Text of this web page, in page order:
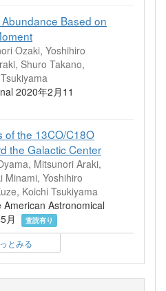
Based on
Ozaki, Yoshihiro
Shuro Takano,
2020年2月11
of the 13CO/C18O
the Galactic Center
Mitsunori Araki,
Minami, Yoshihiro
Koichi Tsukiyama
Astronomical
月
査読有り
とみる